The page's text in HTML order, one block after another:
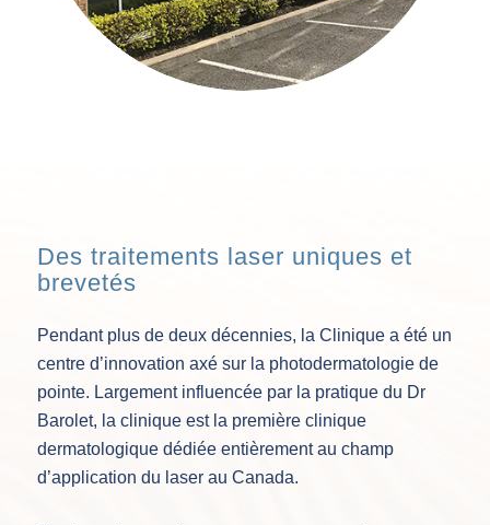
Des traitements laser uniques et
brevetés
Pendant plus de deux décennies, la Clinique a été un
centre d’innovation axé sur la photodermatologie de
pointe. Largement influencée par la pratique du Dr
Barolet, la clinique est la première clinique
dermatologique dédiée entièrement au champ
d’application du laser au Canada.